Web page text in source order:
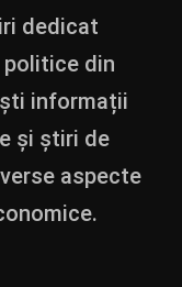
dedicat
din
informații
și știri de
aspecte